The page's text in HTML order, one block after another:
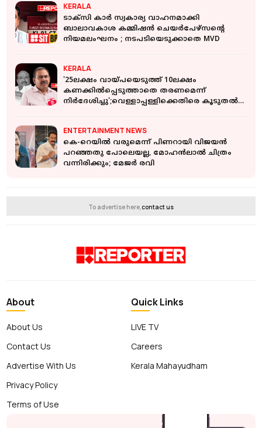
KERALA
ടാക്‌സി കാർ സ്വകാര്യ വാഹനമാക്കി
ബാലാവകാശ കമ്മിഷന്‍ ചെയര്‍പേഴ്‌സന്റെ
നിയമലംഘനം ; നടപടിയെടുക്കാതെ MVD
KERALA
'25ലക്ഷം വായ്പയെടുത്ത് 10ലക്ഷം
കണക്കിൽപ്പെടുത്താതെ തരണമെന്ന്
നിര്‍ദേശിച്ചു';വെള്ളാപ്പള്ളിക്കെതിരെ കൂടുതൽ
ENTERTAINMENT NEWS
കെ-റെയില്‍ വരുമെന്ന് പിണറായി വിജയന്‍
പറഞ്ഞതു പോലെയല്ല, മോഹൻലാൽ ചിത്രം
വന്നിരിക്കും; മേജർ രവി
To advertise here,contact us
About
About Us
Contact Us
Advertise With Us
Privacy Policy
Terms of Use
Quick Links
LIVE TV
Careers
Kerala Mahayudham